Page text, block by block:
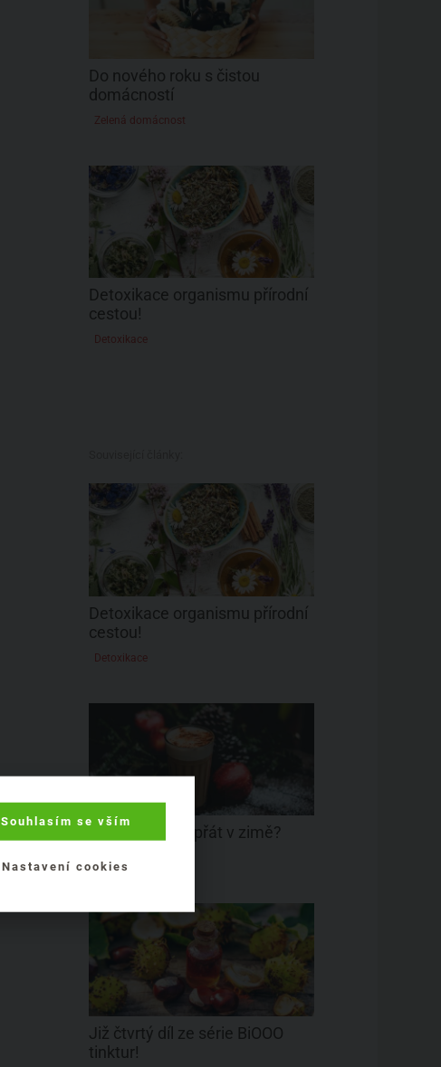
Do nového roku s čistou
domácností
Zelená domácnost
Detoxikace organismu přírodní
cestou!
Detoxikace
Detoxikace organismu přírodní
cestou!
Detoxikace
Jaké jídlo si dopřát v zimě?
Již čtvrtý díl ze série BiOOO
tinktur!
Souhlasím se vším
Nastavení cookies